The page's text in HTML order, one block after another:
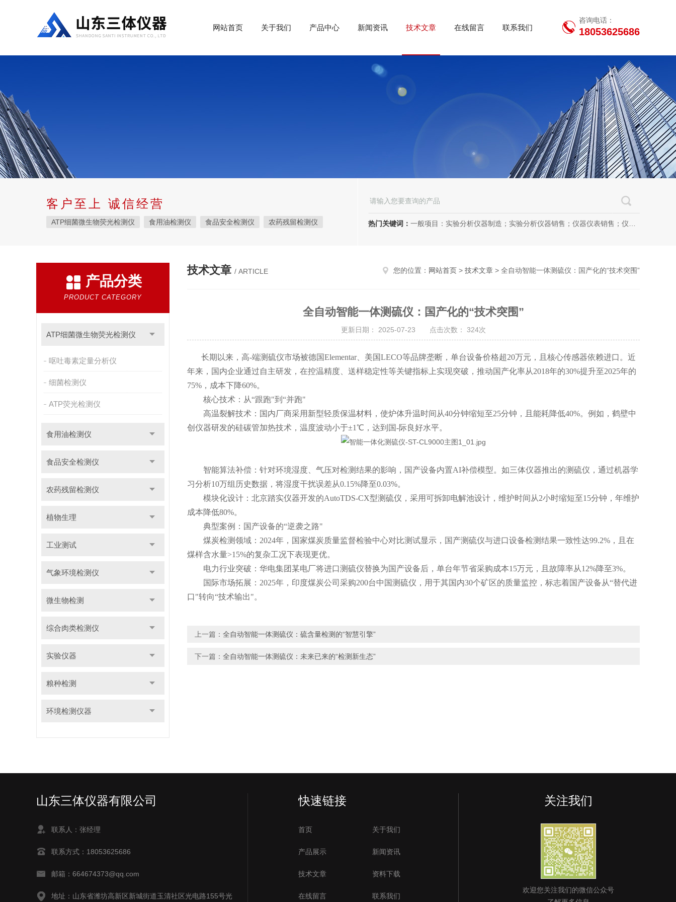
网站首页 关于我们 产品中心 新闻资讯 技术文章 在线留言 联系我们
咨询电话：
18053625686
客户至上 诚信经营
ATP细菌微生物荧光检测仪 食用油检测仪 食品安全检测仪 农药残留检测仪 热门关键词： 一般项目：实验分析仪器制造；实验分析仪器销售；仪器仪表销售；仪器仪表制造；电子测量仪器销售；电子测量仪器制造；电子产品销售；环境保护专用设备制造；环境保护专用设备销售；办公设备销售；办公设备耗材制造；专用设备修理；信息安全设备制造；信息安全设备销售；物联网设备制造；通信设备制造；电子（气）物理设备及其他电子设备制造；技术服务、技术开发、技术咨询、技术交流、技术转让、技术推广；软件开发；光污染治理服务；工程管理服务；电子专用设备制造；教学用模型及教具制造；教学用模型及教具销售；金属材料销售；通讯设备销售；通讯设备修理；五金产品制造；五金产品批发；五金产品零售；五金产品研发；信息咨询服务（不含许可类信息咨询服务）；信息技术咨询服务；物联网设备销售（除依法须经批准的项目外，凭营业执照依法自主开展经营活动）许可项目：房屋建筑和市政基础设施项目工程总承包；互联网平台（依法须经批准的项目，经相关部门批准后方可开展经营活动，具体经营项目以审批结果为准）
产品分类
PRODUCT CATEGORY
ATP细菌微生物荧光检测仪
呕吐毒素定量分析仪
细菌检测仪
ATP荧光检测仪
食用油检测仪
食品安全检测仪
农药残留检测仪
植物生理
工业测试
气象环境检测仪
微生物检测
综合肉类检测仪
实验仪器
粮种检测
环境检测仪器
技术文章 / ARTICLE 您的位置： 网站首页 > 技术文章 > 全自动智能一体测硫仪：国产化的“技术突围”
全自动智能一体测硫仪：国产化的“技术突围”
更新日期： 2025-07-23 点击次数： 324次
长期以来，高-端测硫仪市场被德国Elementar、美国LECO等品牌垄断，单台设备价格超20万元，且核心传感器依赖进口。近
年来，国内企业通过自主研发，在控温精度、送样稳定性等关键指标上实现突破，推动国产化率从2018年的30%提升至2025年的
75%，成本下降60%。
核心技术：从“跟跑"到“并跑"
高温裂解技术：国内厂商采用新型轻质保温材料，使炉体升温时间从40分钟缩短至25分钟，且能耗降低40%。例如，鹤壁中
创仪器研发的硅碳管加热技术，温度波动小于±1℃，达到国-际良好水平。
智能算法补偿：针对环境湿度、气压对检测结果的影响，国产设备内置AI补偿模型。如三体仪器推出的测硫仪，通过机器学
习分析10万组历史数据，将湿度干扰误差从0.15%降至0.03%。
模块化设计：北京踏实仪器开发的AutoTDS-CX型测硫仪，采用可拆卸电解池设计，维护时间从2小时缩短至15分钟，年维护
成本降低80%。
典型案例：国产设备的“逆袭之路"
煤炭检测领域：2024年，国家煤炭质量监督检验中心对比测试显示，国产测硫仪与进口设备检测结果一致性达99.2%，且在
煤样含水量>15%的复杂工况下表现更优。
电力行业突破：华电集团某电厂将进口测硫仪替换为国产设备后，单台年节省采购成本15万元，且故障率从12%降至3%。
国际市场拓展：2025年，印度煤炭公司采购200台中国测硫仪，用于其国内30个矿区的质量监控，标志着国产设备从“替代进
口"转向“技术输出"。
上一篇： 全自动智能一体测硫仪：硫含量检测的“智慧引擎”
下一篇： 全自动智能一体测硫仪：未来已来的“检测新生态”
山东三体仪器有限公司
联系人：张经理
联系方式：18053625686
邮箱：664674373@qq.com
地址：山东省潍坊高新区新城街道玉清社区光电路155号光
快速链接
首页 关于我们
产品展示 新闻资讯
技术文章 资料下载
在线留言 联系我们
关注我们
欢迎您关注我们的微信公众号